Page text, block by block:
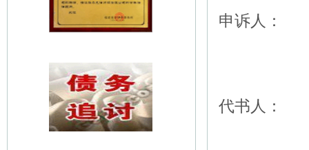
申诉人：
代书人：